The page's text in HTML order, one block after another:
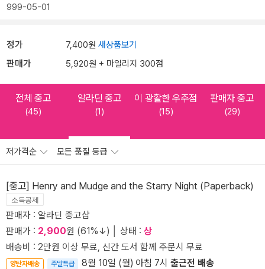
999-05-01
정가 7,400원 새상품보기
판매가 5,920원 + 마일리지 300점
전체 중고
(45)
알라딘 중고
(1)
이 광활한 우주점
(15)
판매자 중고
(29)
저가격순 모든 품질 등급
[중고] Henry and Mudge and the Starry Night (Paperback)
소득공제
판매자 : 알라딘 중고샵
판매가 : 2,900원 (61%↓) │ 상태 : 상
배송비 : 2만원 이상 무료, 신간 도서 함께 주문시 무료
양탄자배송 주말특급 8월 10일 (월) 아침 7시 출근전 배송